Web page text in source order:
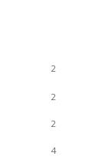
2
2
2
4